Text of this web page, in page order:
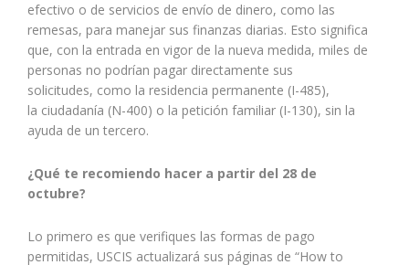
efectivo o de servicios de envío de dinero, como las
remesas, para manejar sus finanzas diarias. Esto significa
que, con la entrada en vigor de la nueva medida, miles de
personas no podrían pagar directamente sus
solicitudes, como la residencia permanente (I-485),
la ciudadanía (N-400) o la petición familiar (I-130), sin la
ayuda de un tercero.
¿Qué te recomiendo hacer a partir del 28 de
octubre?
Lo primero es que verifiques las formas de pago
permitidas, USCIS actualizará sus páginas de “How to